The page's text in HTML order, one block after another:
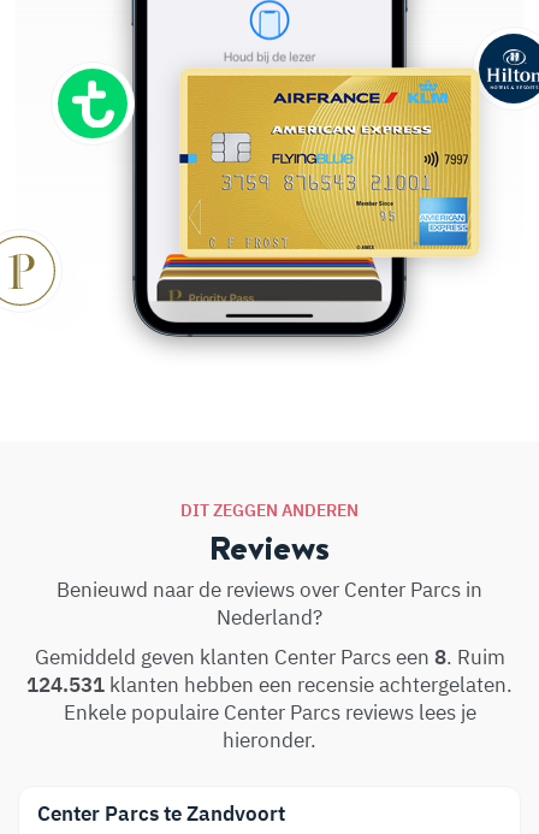
DIT ZEGGEN ANDEREN
Reviews
Benieuwd naar de reviews over Center Parcs in
Nederland?
Gemiddeld geven klanten Center Parcs een 8. Ruim
124.531 klanten hebben een recensie achtergelaten.
Enkele populaire Center Parcs reviews lees je
hieronder.
Center Parcs te Zandvoort